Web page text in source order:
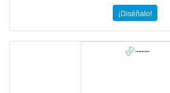
¡Diséñalo!